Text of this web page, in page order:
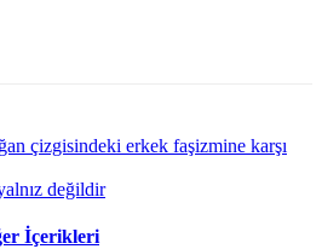
çizgisindeki erkek faşizmine karşı
değildir
İçerikleri